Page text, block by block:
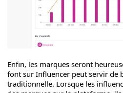
Enfin, les marques seront
font sur Influencer peut servir de
traditionnelle. Lorsque les